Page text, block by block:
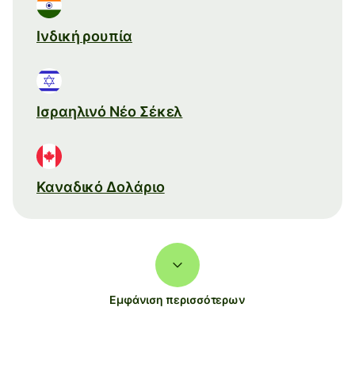
Ινδική ρουπία
Ισραηλινό Νέο Σέκελ
Καναδικό Δολάριο
Εμφάνιση περισσότερων